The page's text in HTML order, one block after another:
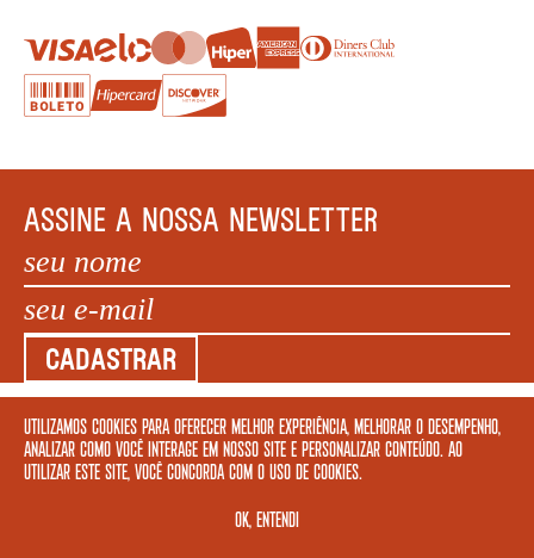
Utilizamos cookies para oferecer melhor experiência, melhorar o desempenho,
analizar como você interage em nosso site e personalizar conteúdo. Ao
utilizar este site, você concorda com o uso de cookies.
OK, ENTENDI
ASSINE A NOSSA NEWSLETTER
CADASTRAR
COPYRIGHT MEGAFAUNA LIVRARIA LTDA. - CNPJ: 34.840.986/0001-20. EDIFÍCIO COPAN AV
IPIRANGA, 200 LOJA 5 - SÃO PAULO – SP 01046 010. © 2022 TODOS OS DIREITOS
RESERVADOS.